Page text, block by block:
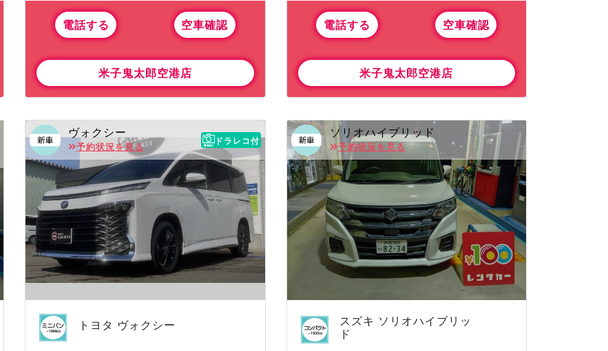
電話する 空車確認
米子鬼太郎空港店
電話する 空車確認
米子鬼太郎空港店
ヴォクシー
予約状況を見る
ドラレコ付
トヨタ ヴォクシー
ソリオハイブリッド
予約状況を見る
スズキ ソリオハイブリッ
ド